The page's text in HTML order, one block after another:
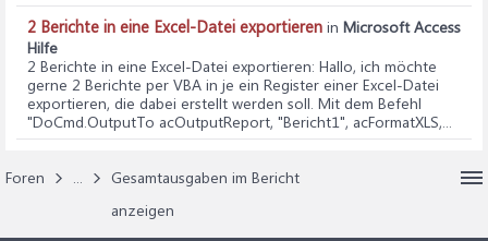
2 Berichte in eine Excel-Datei exportieren in Microsoft Access
Hilfe
2 Berichte in eine Excel-Datei exportieren: Hallo, ich möchte
gerne 2 Berichte per VBA in je ein Register einer Excel-Datei
exportieren, die dabei erstellt werden soll. Mit dem Befehl
"DoCmd.OutputTo acOutputReport, "Bericht1", acFormatXLS,...
Foren ...
Gesamtausgaben im Bericht
anzeigen